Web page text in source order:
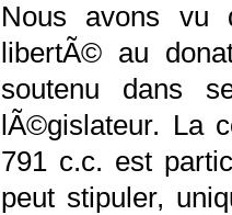
Nous avons vu
libertÃ© au
soutenu dans
Ã©gislateur. La
791 c.c. est
peut stipuler,